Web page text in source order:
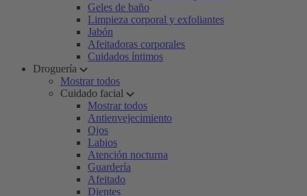
Geles de baño
Limpieza corporal y exfoliantes
Jabón
Afeitadoras corporales
Cuidados íntimos
Droguería
Mostrar todos
Cuidado facial
Mostrar todos
Antienvejecimiento
Ojos
Labios
Atención nocturna
Guardería
Afeitado
Dientes